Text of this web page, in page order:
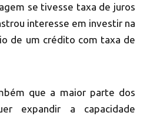
se tivesse taxa de juros
interesse em investir na
de um crédito com taxa de
que a maior parte dos
expandir a capacidade